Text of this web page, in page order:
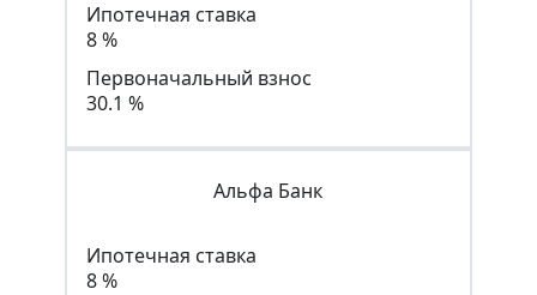
Ипотечная ставка
8 %
Первоначальный взнос
30.1 %
Альфа Банк
Ипотечная ставка
8 %